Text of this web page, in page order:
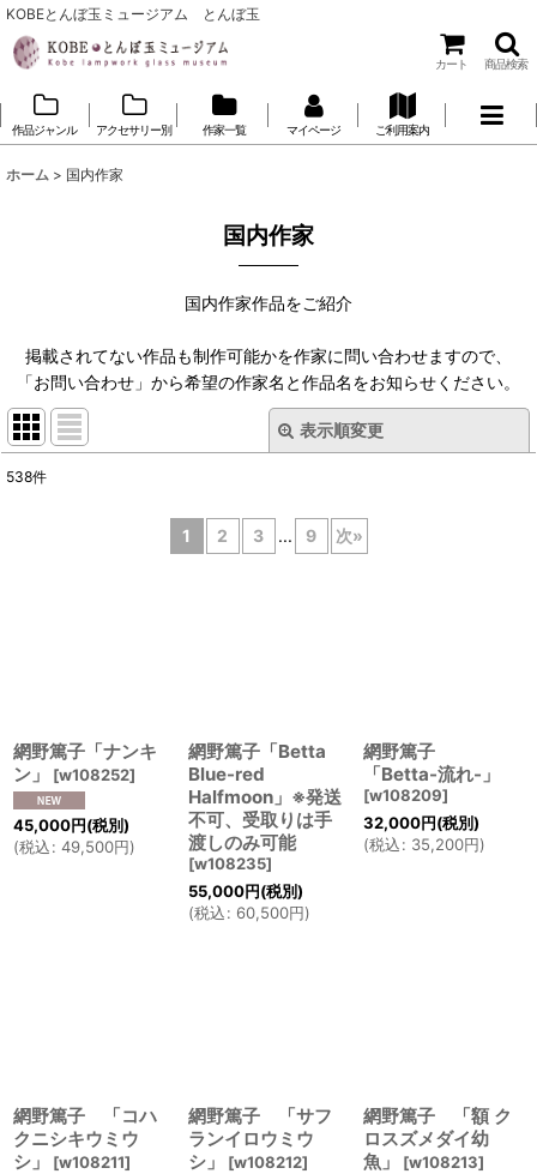
KOBEとんぼ玉ミュージアム とんぼ玉
カート 商品検索
作品ジャンル アクセサリー別 作家一覧 マイページ ご利用案内
ホーム > 国内作家
国内作家
国内作家作品をご紹介
掲載されてない作品も制作可能かを作家に問い合わせますので、
「お問い合わせ」から希望の作家名と作品名をお知らせください。
表示順変更
538件
1 2 3 ... 9 次»
網野篤子「ナンキ
ン」
[w108252]
45,000円(税別)
(税込: 49,500円)
網野篤子「Betta
Blue-red
Halfmoon」※発送
不可、受取りは手
渡しのみ可能
[w108235]
55,000円(税別)
(税込: 60,500円)
網野篤子
「Betta-流れ-」
[w108209]
32,000円(税別)
(税込: 35,200円)
網野篤子 「コハ
クニシキウミウ
シ」
[w108211]
網野篤子 「サフ
ランイロウミウ
シ」
[w108212]
網野篤子 「額 ク
ロスズメダイ幼
魚」
[w108213]